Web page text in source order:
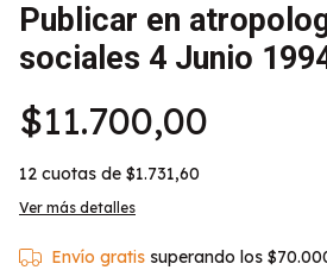
Publicar en
sociales 4 Junio
$11.700,00
12 cuotas de $1.731,60
Ver más detalles
Envío gratis superando los